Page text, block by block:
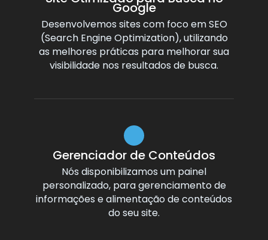
Google
Desenvolvemos sites com foco em SEO
(Search Engine Optimization), utilizando
as melhores práticas para melhorar sua
visibilidade nos resultados de busca.
Gerenciador de Conteúdos
Nós disponibilizamos um painel
personalizado, para gerenciamento de
informações e alimentação de conteúdos
do seu site.